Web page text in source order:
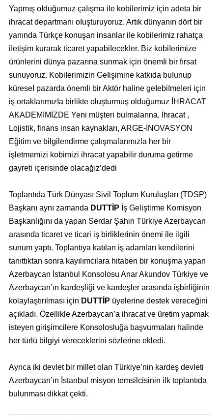
Yapmış oIduğumuz çaIışma iIe kobiIerimiz için adeta bir
ihracat departmanı oIuşturuyoruz. Artık dünyanın dört bir
yanında Türkçe konuşan insanlar iIe kobiIerimiz rahatça
iIetişim kurarak ticaret yapabiIecekIer. Biz kobiIerimize
ürünIerini dünya pazarına sunmak için önemIi bir fırsat
sunuyoruz. KobiIerimizin GeIişimine katkıda buIunup
küreseI pazarda önemIi bir Aktör haIine geIebiImeIeri için
iş ortakIarımızIa birlikte oluşturmuş olduğumuz İHRACAT
AKADEMİMİZDE Yeni müşteri bulmalarına, İhracat ,
Lojistik, finans insan kaynakIarı, ARGE-İNOVASYON
Eğitim ve bilgilendirme çalışmalarımızla her bir
işletmemizi kobimizi ihracat yapabilir duruma getirme
gayreti içerisinde olacağız’dedi
Toplantıda Türk Dünyası Sivil Toplum Kuruluşları (TDSP)
Başkanı aynı zamanda DUTTİP İş Geliştirme Komisyon
Başkanlığını da yapan Serdar Şahin Türkiye Azerbaycan
arasında ticaret ve ticari iş birliklerinin önemi ile ilgili
sunum yaptı. Toplantıya katılan iş adamları kendilerini
tanıttıktan sonra kayılımcılara hitaben bir konuşma yapan
Azerbaycan İstanbul Konsolosu Anar Akundov Türkiye ve
Azerbaycan’ın kardeşliği ve kardeşler arasında işbirliğinin
kolaylaştırılması için DUTTİP üyelerine destek vereceğini
açıkladı. Özellikle Azerbaycan’a ihracat ve üretim yapmak
isteyen girişimcilere Konsolosluğa başvurmaları halinde
her türlü bilgiyi vereceklerini sözlerine ekledi.
Ayrıca iki devlet bir millet olan Türkiye’nin kardeş devleti
Azerbaycan’ın İstanbul misyon temsilcisinin ilk toplantıda
bulunması dikkat çekti.